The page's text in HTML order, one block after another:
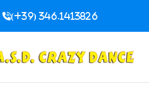
(+39) 346.1413826